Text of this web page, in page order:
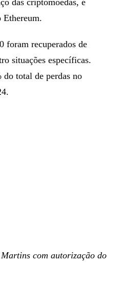
Ethereum.
foram recuperados de
situações específicas.
do total de perdas no
com autorização do